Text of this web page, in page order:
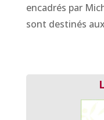
encadrés par
sont destinés